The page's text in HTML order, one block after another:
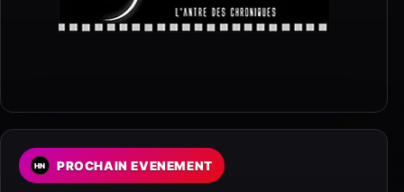
PROCHAIN EVENEMENT